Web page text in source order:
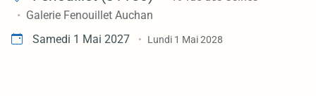
Galerie Fenouillet Auchan
Samedi 1 Mai 2027
Lundi 1 Mai 2028